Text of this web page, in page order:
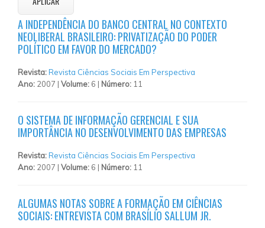
A INDEPENDÊNCIA DO BANCO CENTRAL NO CONTEXTO
NEOLIBERAL BRASILEIRO: PRIVATIZAÇÃO DO PODER
POLÍTICO EM FAVOR DO MERCADO?
Revista:Revista Ciências Sociais Em Perspectiva
Ano: 2007 | Volume: 6 | Número: 11
O SISTEMA DE INFORMAÇÃO GERENCIAL E SUA
IMPORTÂNCIA NO DESENVOLVIMENTO DAS EMPRESAS
Revista:Revista Ciências Sociais Em Perspectiva
Ano: 2007 | Volume: 6 | Número: 11
ALGUMAS NOTAS SOBRE A FORMAÇÃO EM CIÊNCIAS
SOCIAIS: ENTREVISTA COM BRASÍLIO SALLUM JR.